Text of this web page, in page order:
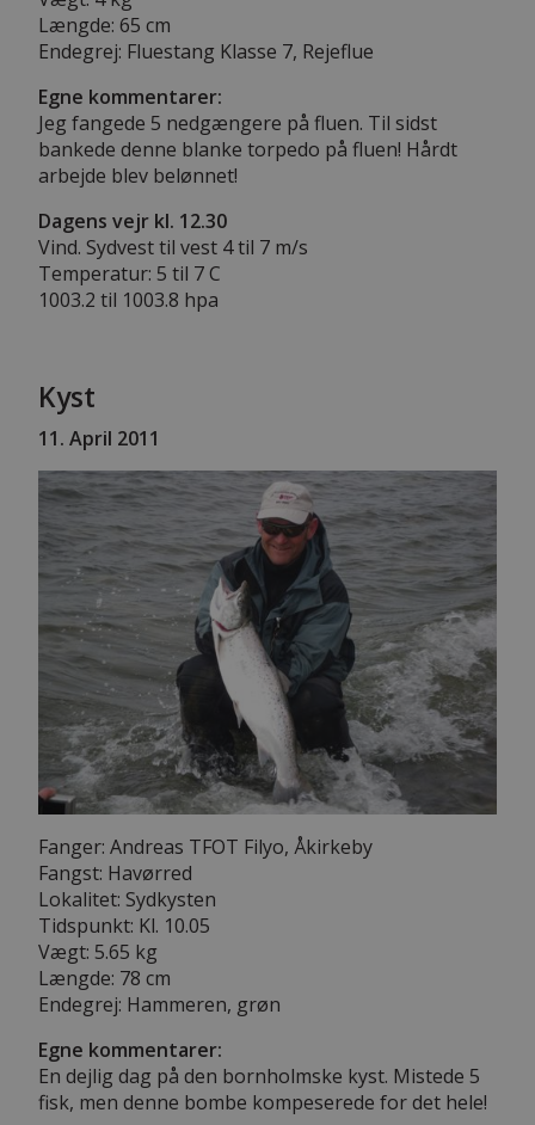
Længde: 65 cm
Endegrej: Fluestang Klasse 7, Rejeflue
Egne kommentarer:
Jeg fangede 5 nedgængere på fluen. Til sidst
bankede denne blanke torpedo på fluen! Hårdt
arbejde blev belønnet!
Dagens vejr kl. 12.30
Vind. Sydvest til vest 4 til 7 m/s
Temperatur: 5 til 7 C
1003.2 til 1003.8 hpa
Kyst
11. April 2011
Fanger: Andreas TFOT Filyo, Åkirkeby
Fangst: Havørred
Lokalitet: Sydkysten
Tidspunkt: Kl. 10.05
Vægt: 5.65 kg
Længde: 78 cm
Endegrej: Hammeren, grøn
Egne kommentarer:
En dejlig dag på den bornholmske kyst. Mistede 5
fisk, men denne bombe kompeserede for det hele!